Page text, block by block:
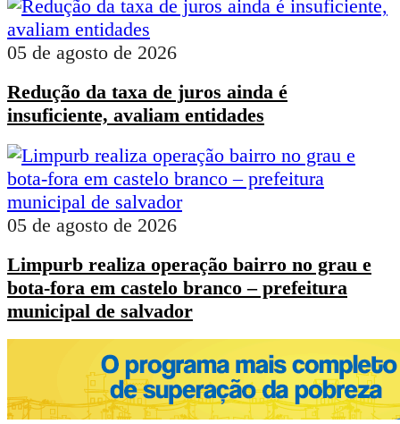
05 de agosto de 2026
Redução da taxa de juros ainda é
insuficiente, avaliam entidades
05 de agosto de 2026
Limpurb realiza operação bairro no grau e
bota-fora em castelo branco – prefeitura
municipal de salvador